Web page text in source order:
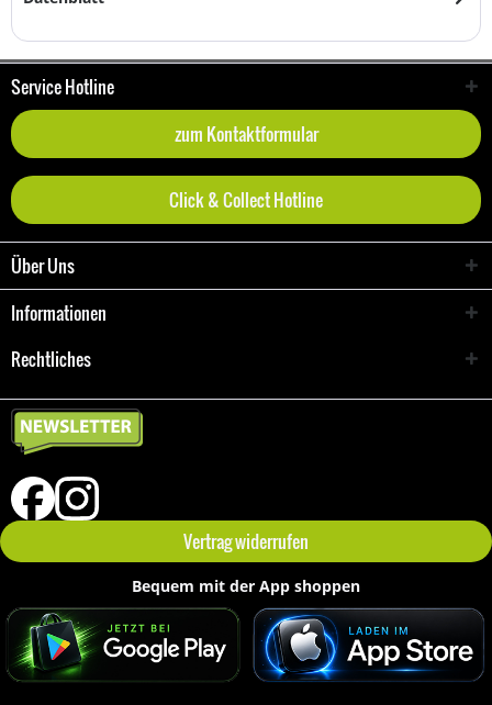
Service Hotline
zum Kontaktformular
Click & Collect Hotline
Über Uns
Informationen
Rechtliches
Vertrag widerrufen
Bequem mit der App shoppen